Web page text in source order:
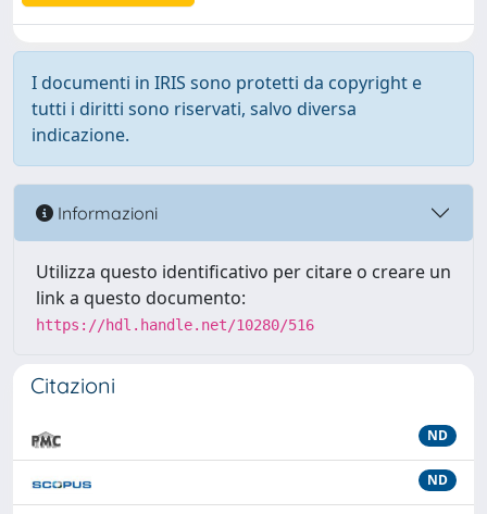
I documenti in IRIS sono protetti da copyright e
tutti i diritti sono riservati, salvo diversa
indicazione.
Informazioni
Utilizza questo identificativo per citare o creare un
link a questo documento:
https://hdl.handle.net/10280/516
Citazioni
ND
ND